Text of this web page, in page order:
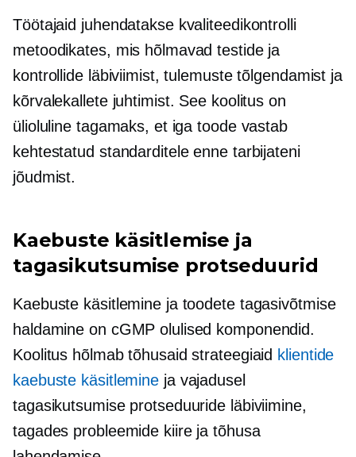
Töötajaid juhendatakse kvaliteedikontrolli
metoodikates, mis hõlmavad testide ja
kontrollide läbiviimist, tulemuste tõlgendamist ja
kõrvalekallete juhtimist. See koolitus on
ülioluline tagamaks, et iga toode vastab
kehtestatud standarditele enne tarbijateni
jõudmist.
Kaebuste käsitlemise ja
tagasikutsumise protseduurid
Kaebuste käsitlemine ja toodete tagasivõtmise
haldamine on cGMP olulised komponendid.
Koolitus hõlmab tõhusaid strateegiaid klientide
kaebuste käsitlemine ja vajadusel
tagasikutsumise protseduuride läbiviimine,
tagades probleemide kiire ja tõhusa